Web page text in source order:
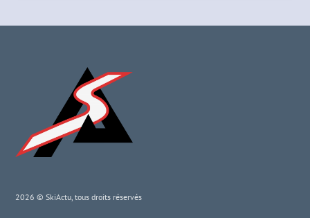
2026 © SkiActu, tous droits réservés